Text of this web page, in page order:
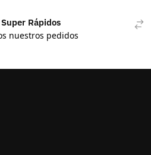
Rápidos
nuestros pedidos